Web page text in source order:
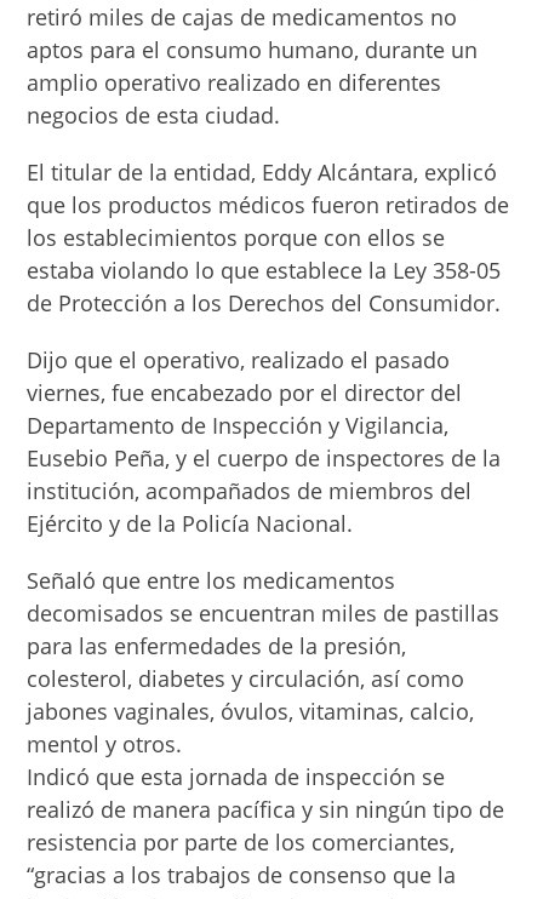
retiró miles de cajas de medicamentos no
aptos para el consumo humano, durante un
amplio operativo realizado en diferentes
negocios de esta ciudad.
El titular de la entidad, Eddy Alcántara, explicó
que los productos médicos fueron retirados de
los establecimientos porque con ellos se
estaba violando lo que establece la Ley 358-05
de Protección a los Derechos del Consumidor.
Dijo que el operativo, realizado el pasado
viernes, fue encabezado por el director del
Departamento de Inspección y Vigilancia,
Eusebio Peña, y el cuerpo de inspectores de la
institución, acompañados de miembros del
Ejército y de la Policía Nacional.
Señaló que entre los medicamentos
decomisados se encuentran miles de pastillas
para las enfermedades de la presión,
colesterol, diabetes y circulación, así como
jabones vaginales, óvulos, vitaminas, calcio,
mentol y otros.
Indicó que esta jornada de inspección se
realizó de manera pacífica y sin ningún tipo de
resistencia por parte de los comerciantes,
“gracias a los trabajos de consenso que la